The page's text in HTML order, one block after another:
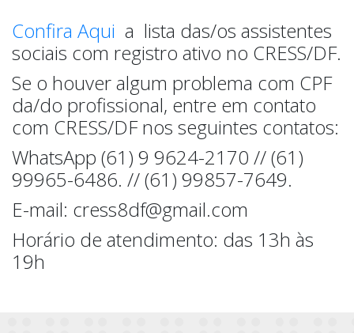
Confira Aqui a lista das/os assistentes
sociais com registro ativo no CRESS/DF.
Se o houver algum problema com CPF
da/do profissional, entre em contato
com CRESS/DF nos seguintes contatos:
WhatsApp (61) 9 9624-2170 // (61)
99965-6486. // (61) 99857-7649.
E-mail: cress8df@gmail.com
Horário de atendimento: das 13h às
19h